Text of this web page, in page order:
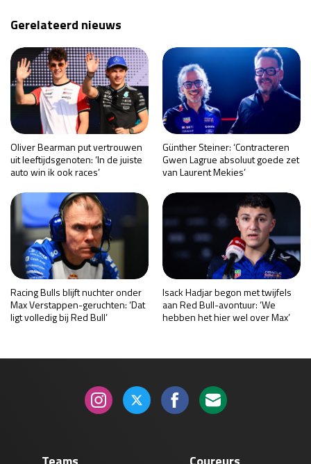
Gerelateerd nieuws
Oliver Bearman put vertrouwen
uit leeftijdsgenoten: ‘In de juiste
auto win ik ook races’
Günther Steiner: ‘Contracteren
Gwen Lagrue absoluut goede zet
van Laurent Mekies’
Racing Bulls blijft nuchter onder
Max Verstappen-geruchten: ‘Dat
ligt volledig bij Red Bull’
Isack Hadjar begon met twijfels
aan Red Bull-avontuur: ‘We
hebben het hier wel over Max’